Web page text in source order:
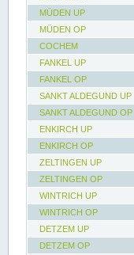
MÜDEN UP
MÜDEN OP
COCHEM
FANKEL UP
FANKEL OP
SANKT ALDEGUND UP
SANKT ALDEGUND OP
ENKIRCH UP
ENKIRCH OP
ZELTINGEN UP
ZELTINGEN OP
WINTRICH UP
WINTRICH OP
DETZEM UP
DETZEM OP